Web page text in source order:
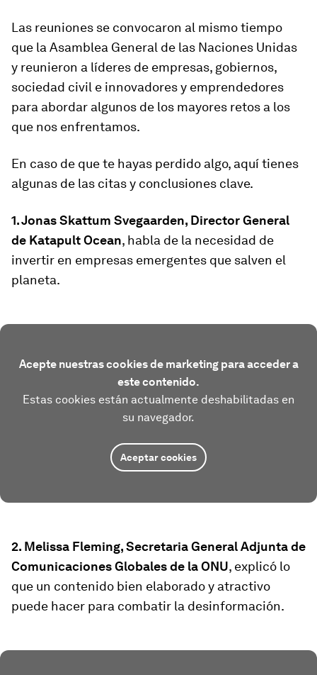
Las reuniones se convocaron al mismo tiempo
que la Asamblea General de las Naciones Unidas
y reunieron a líderes de empresas, gobiernos,
sociedad civil e innovadores y emprendedores
para abordar algunos de los mayores retos a los
que nos enfrentamos.
En caso de que te hayas perdido algo, aquí tienes
algunas de las citas y conclusiones clave.
1. Jonas Skattum Svegaarden, Director General
de Katapult Ocean, habla de la necesidad de
invertir en empresas emergentes que salven el
planeta.
Acepte nuestras cookies de marketing para acceder a
este contenido.
Estas cookies están actualmente deshabilitadas en
su navegador.
Aceptar cookies
2. Melissa Fleming, Secretaria General Adjunta de
Comunicaciones Globales de la ONU, explicó lo
que un contenido bien elaborado y atractivo
puede hacer para combatir la desinformación.